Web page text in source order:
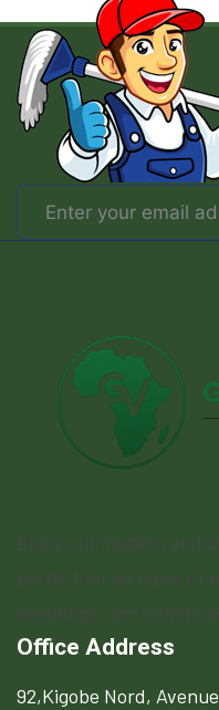
Enjoy our modern and
perfect for all types of
weddings, and
Office Address
92,Kigobe Nord,